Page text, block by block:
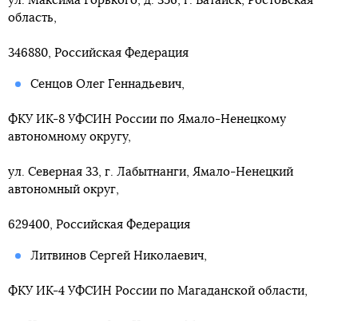
область,
346880, Российская Федерация
Сенцов Олег Геннадьевич,
ФКУ ИК-8 УФСИН России по Ямало-Ненецкому
автономному округу,
ул. Северная 33, г. Лабытнанги, Ямало-Ненецкий
автономный округ,
629400, Российская Федерация
Литвинов Сергей Николаевич,
ФКУ ИК-4 УФСИН России по Магаданской области,